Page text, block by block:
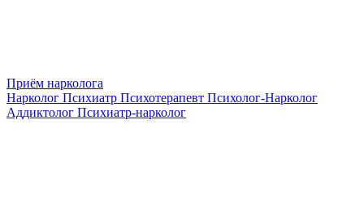
Приём нарколога
Нарколог Психиатр Психотерапевт Психолог-Нарколог
Аддиктолог Психиатр-нарколог